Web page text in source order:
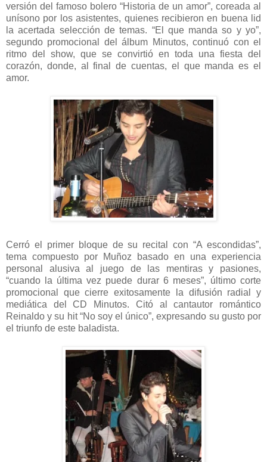
versión del famoso bolero “Historia de un amor”, coreada al
unísono por los asistentes, quienes recibieron en buena lid
la acertada selección de temas. “El que manda so y yo”,
segundo promocional del álbum Minutos, continuó con el
ritmo del show, que se convirtió en toda una fiesta del
corazón, donde, al final de cuentas, el que manda es el
amor.
Cerró el primer bloque de su recital con “A escondidas”,
tema compuesto por Muñoz basado en una experiencia
personal alusiva al juego de las mentiras y pasiones,
“cuando la última vez puede durar 6 meses”, último corte
promocional que cierre exitosamente la difusión radial y
mediática del CD Minutos. Citó al cantautor romántico
Reinaldo y su hit “No soy el único”, expresando su gusto por
el triunfo de este baladista.